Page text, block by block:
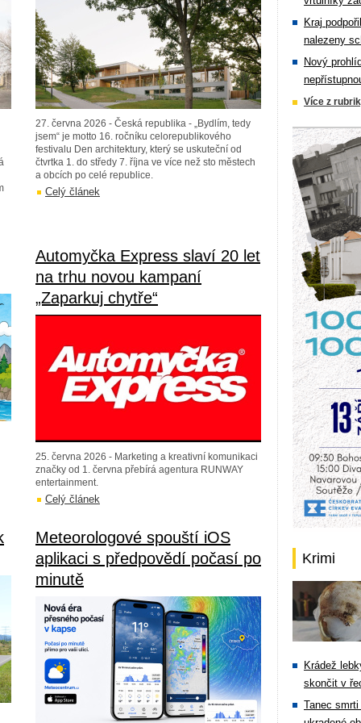
27. června 2026 - Česká republika - „Bydlím, tedy
jsem“ je motto 16. ročníku celorepublikového
festivalu Den architektury, který se uskuteční od
čtvrtka 1. do středy 7. října ve více než sto městech
a obcích po celé republice.
Celý článek
Automyčka Express slaví 20 let
na trhu novou kampaní
„Zaparkuj chytře“
25. června 2026 - Marketing a kreativní komunikaci
značky od 1. června přebírá agentura RUNWAY
entertainment.
Celý článek
Meteorologové spouští iOS
aplikaci s předpovědí počasí po
minutě
Kraj
nalezeny
Nový
Více z
Krimi
Krádež
skončit v
Tanec